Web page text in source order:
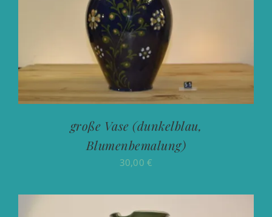
große Vase (dunkelblau,
Blumenbemalung)
30,00€